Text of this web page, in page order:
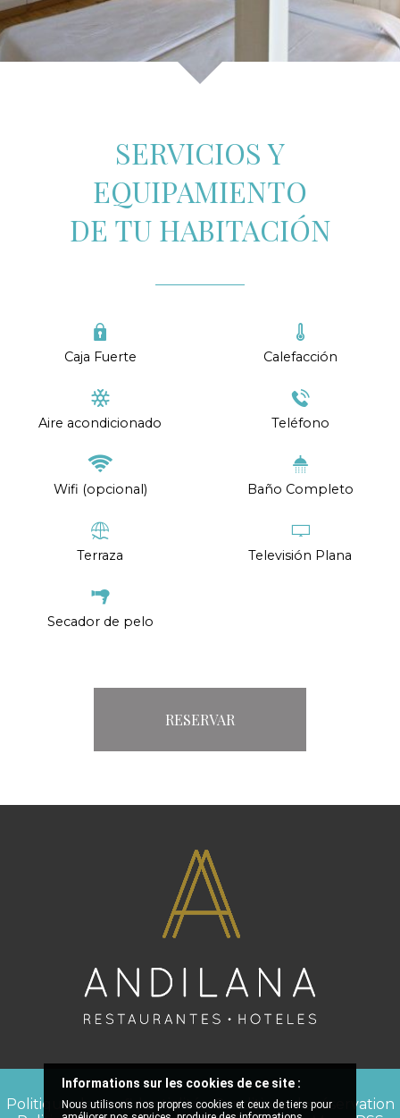
Informations sur les cookies de ce site :
Nous utilisons nos propres cookies et ceux de tiers pour
SERVICIOS Y
EQUIPAMIENTO
DE TU HABITACIÓN
Caja Fuerte Calefacción
Aire acondicionado Teléfono
Wifi (opcional) Baño Completo
Terraza Televisión Plana
Secador de pelo
RESERVAR
Politique de confidentialité
Conditions de réservation